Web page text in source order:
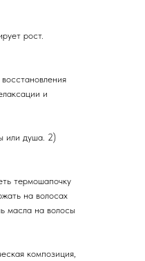
рост.
и
или душа. 2)
термошапочку
на волосах
масла на волосы
композиция,